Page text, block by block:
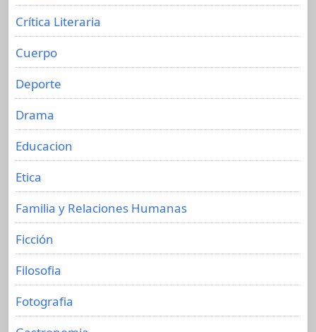
Crítica Literaria
Cuerpo
Deporte
Drama
Educacion
Etica
Familia y Relaciones Humanas
Ficción
Filosofia
Fotografia